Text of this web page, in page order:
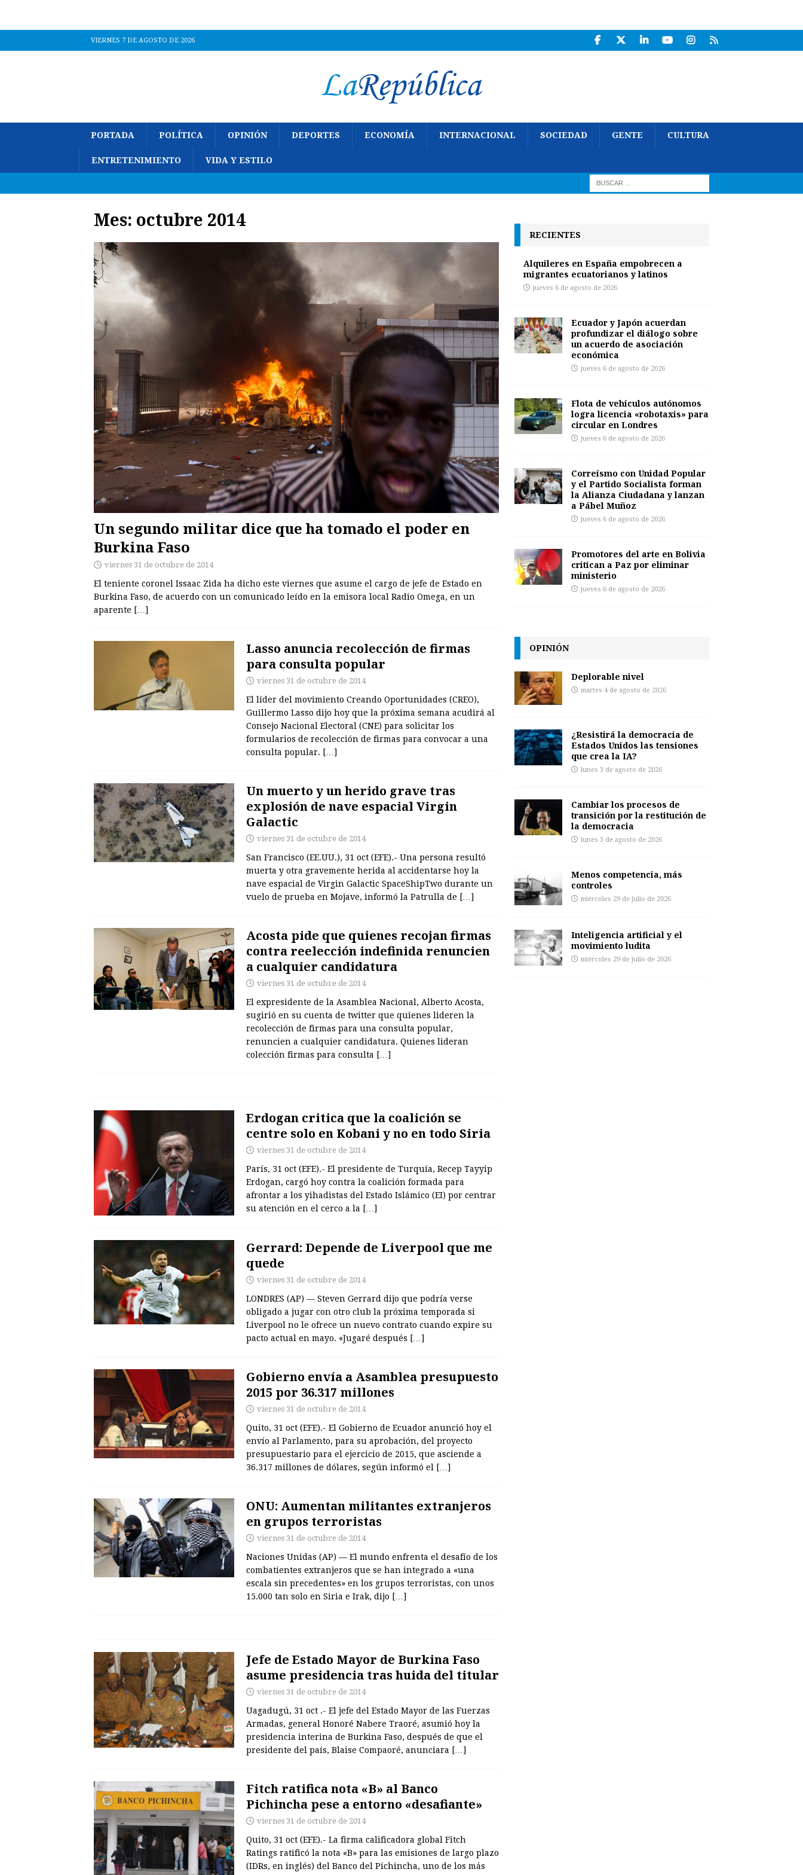
VIERNES 7 DE AGOSTO DE 2026
PORTADA POLÍTICA OPINIÓN DEPORTES ECONOMÍA INTERNACIONAL SOCIEDAD GENTE CULTURA
ENTRETENIMIENTO VIDA Y ESTILO
Mes: octubre 2014
Un segundo militar dice que ha tomado el poder en
Burkina Faso
viernes 31 de octubre de 2014
El teniente coronel Issaac Zida ha dicho este viernes que asume el cargo de jefe de Estado en
Burkina Faso, de acuerdo con un comunicado leído en la emisora local Radio Omega, en un
aparente […]
Lasso anuncia recolección de firmas
para consulta popular
viernes 31 de octubre de 2014
El líder del movimiento Creando Oportunidades (CREO),
Guillermo Lasso dijo hoy que la próxima semana acudirá al
Consejo Nacional Electoral (CNE) para solicitar los
formularios de recolección de firmas para convocar a una
consulta popular. […]
Un muerto y un herido grave tras
explosión de nave espacial Virgin
Galactic
viernes 31 de octubre de 2014
San Francisco (EE.UU.), 31 oct (EFE).- Una persona resultó
muerta y otra gravemente herida al accidentarse hoy la
nave espacial de Virgin Galactic SpaceShipTwo durante un
vuelo de prueba en Mojave, informó la Patrulla de […]
Acosta pide que quienes recojan firmas
contra reelección indefinida renuncien
a cualquier candidatura
viernes 31 de octubre de 2014
El expresidente de la Asamblea Nacional, Alberto Acosta,
sugirió en su cuenta de twitter que quienes lideren la
recolección de firmas para una consulta popular,
renuncien a cualquier candidatura. Quienes lideran
colección firmas para consulta […]
Erdogan critica que la coalición se
centre solo en Kobani y no en todo Siria
viernes 31 de octubre de 2014
París, 31 oct (EFE).- El presidente de Turquía, Recep Tayyip
Erdogan, cargó hoy contra la coalición formada para
afrontar a los yihadistas del Estado Islámico (EI) por centrar
su atención en el cerco a la […]
Gerrard: Depende de Liverpool que me
quede
viernes 31 de octubre de 2014
LONDRES (AP) — Steven Gerrard dijo que podría verse
obligado a jugar con otro club la próxima temporada si
Liverpool no le ofrece un nuevo contrato cuando expire su
pacto actual en mayo. «Jugaré después […]
Gobierno envía a Asamblea presupuesto
2015 por 36.317 millones
viernes 31 de octubre de 2014
Quito, 31 oct (EFE).- El Gobierno de Ecuador anunció hoy el
envío al Parlamento, para su aprobación, del proyecto
presupuestario para el ejercicio de 2015, que asciende a
36.317 millones de dólares, según informó el
[…]
ONU: Aumentan militantes extranjeros
en grupos terroristas
viernes 31 de octubre de 2014
Naciones Unidas (AP) — El mundo enfrenta el desafío de los
combatientes extranjeros que se han integrado a «una
escala sin precedentes» en los grupos terroristas, con unos
15.000 tan solo en Siria e Irak, dijo […]
Jefe de Estado Mayor de Burkina Faso
asume presidencia tras huida del titular
viernes 31 de octubre de 2014
Uagadugú, 31 oct .- El jefe del Estado Mayor de las Fuerzas
Armadas, general Honoré Nabere Traoré, asumió hoy la
presidencia interina de Burkina Faso, después de que el
presidente del país, Blaise Compaoré, anunciara […]
Fitch ratifica nota «B» al Banco
Pichincha pese a entorno «desafiante»
viernes 31 de octubre de 2014
Quito, 31 oct (EFE).- La firma calificadora global Fitch
Ratings ratificó la nota «B» para las emisiones de largo plazo
(IDRs, en inglés) del Banco del Pichincha, uno de los más
RECIENTES
Alquileres en España empobrecen a
migrantes ecuatorianos y latinos
jueves 6 de agosto de 2026
Ecuador y Japón acuerdan
profundizar el diálogo sobre
un acuerdo de asociación
económica
jueves 6 de agosto de 2026
Flota de vehículos autónomos
logra licencia «robotaxis» para
circular en Londres
jueves 6 de agosto de 2026
Correísmo con Unidad Popular
y el Partido Socialista forman
la Alianza Ciudadana y lanzan
a Pábel Muñoz
jueves 6 de agosto de 2026
Promotores del arte en Bolivia
critican a Paz por eliminar
ministerio
jueves 6 de agosto de 2026
OPINIÓN
Deplorable nivel
martes 4 de agosto de 2026
¿Resistirá la democracia de
Estados Unidos las tensiones
que crea la IA?
lunes 3 de agosto de 2026
Cambiar los procesos de
transición por la restitución de
la democracia
lunes 3 de agosto de 2026
Menos competencia, más
controles
miércoles 29 de julio de 2026
Inteligencia artificial y el
movimiento ludita
miércoles 29 de julio de 2026